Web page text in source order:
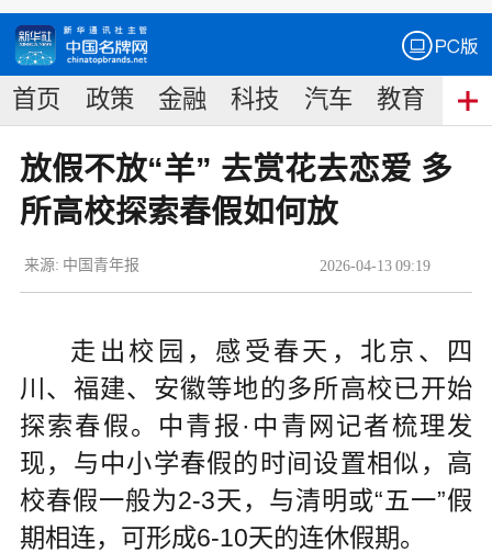
首页 政策 金融 科技 汽车 教育 食
放假不放“羊” 去赏花去恋爱 多
所高校探索春假如何放
2026-04-13 09:19
来源: 中国青年报
走出校园，感受春天，北京、四
川、福建、安徽等地的多所高校已开始
探索春假。中青报·中青网记者梳理发
现，与中小学春假的时间设置相似，高
校春假一般为2-3天，与清明或“五一”假
期相连，可形成6-10天的连休假期。